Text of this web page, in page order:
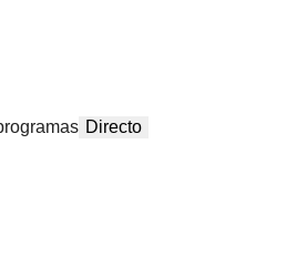
Directo